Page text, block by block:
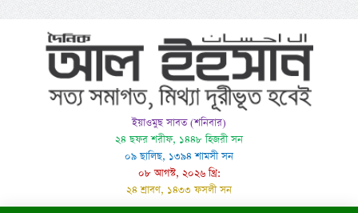
ইয়াওমুছ সাবত (শনিবার)
২৪ ছফর শরীফ, ১৪৪৮ হিজরী সন
০৯ ছালিছ, ১৩৯৪ শামসী সন
০৮ আগস্ট, ২০২৬ খ্রি:
২৪ শ্রাবণ, ১৪৩৩ ফসলী সন